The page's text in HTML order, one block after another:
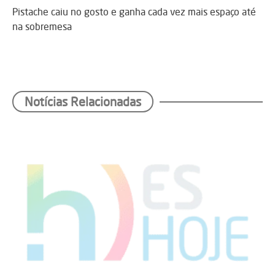
Pistache caiu no gosto e ganha cada vez mais espaço até
na sobremesa
Notícias Relacionadas